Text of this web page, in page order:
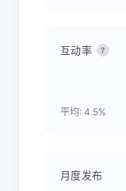
互动率 ?
平均: 4.5%
月度发布